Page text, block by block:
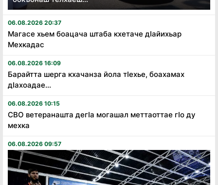
06.08.2026 20:37
Магасе хьем боацача штаба кхетаче дӏайихьар
Мехкадас
06.08.2026 16:09
Барайтта шерга кхачанза йола тӏехье, боахамах
дӏахоадае...
06.08.2026 10:15
СВО ветеранашта дегӏа могашал меттаоттае гӏо ду
мехка
06.08.2026 09:57